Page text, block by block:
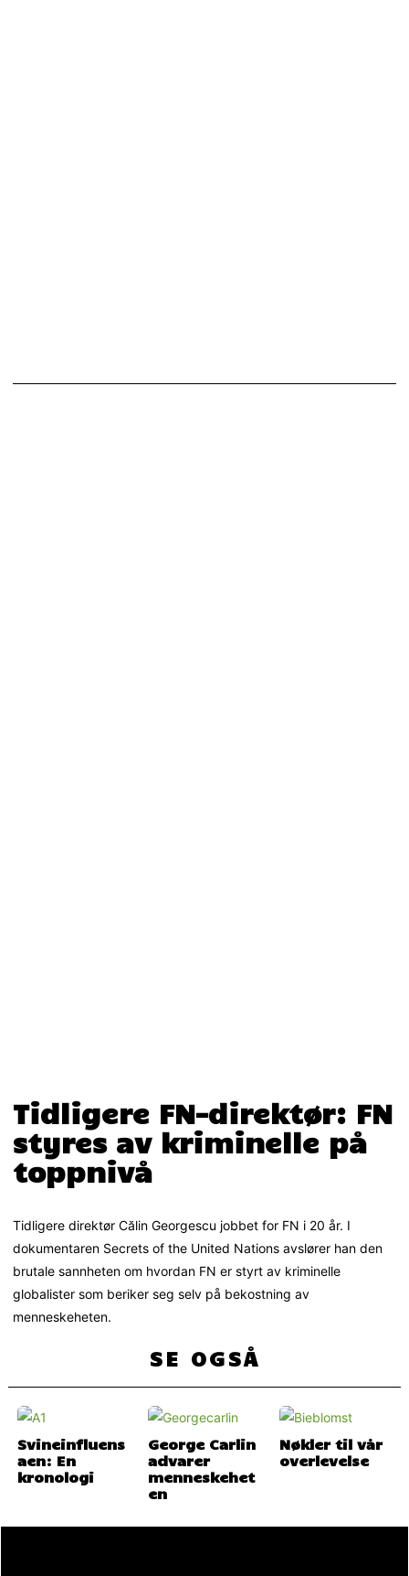
Tidligere FN-direktør: FN
styres av kriminelle på
toppnivå
Tidligere direktør Călin Georgescu jobbet for FN i 20 år. I
dokumentaren Secrets of the United Nations avslører han den
brutale sannheten om hvordan FN er styrt av kriminelle
globalister som beriker seg selv på bekostning av
menneskeheten.
SE OGSÅ
Svineinfluens
aen: En
kronologi
George Carlin
advarer
menneskehet
en
Nøkler til vår
overlevelse